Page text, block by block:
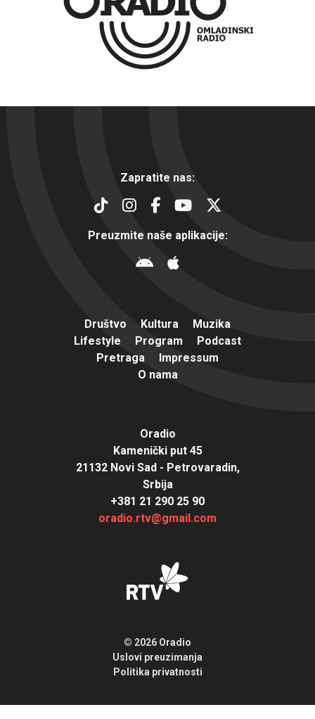
Zapratite nas:
Preuzmite naše aplikacije:
Društvo Kultura
Muzika
Lifestyle
Program
Podcast
Pretraga
Impressum
O nama
Oradio
Kamenički put 45
21132 Novi Sad - Petrovaradin,
Srbija
+381 21 290 25 90
oradio.rtv@gmail.com
© 2026 Oradio
Uslovi preuzimanja
Politika privatnosti